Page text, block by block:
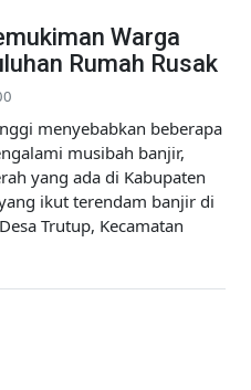
Warga
Rumah Rusak
menyebabkan beberapa
musibah banjir,
yang ada di Kabupaten
ikut terendam banjir di
Trutup, Kecamatan